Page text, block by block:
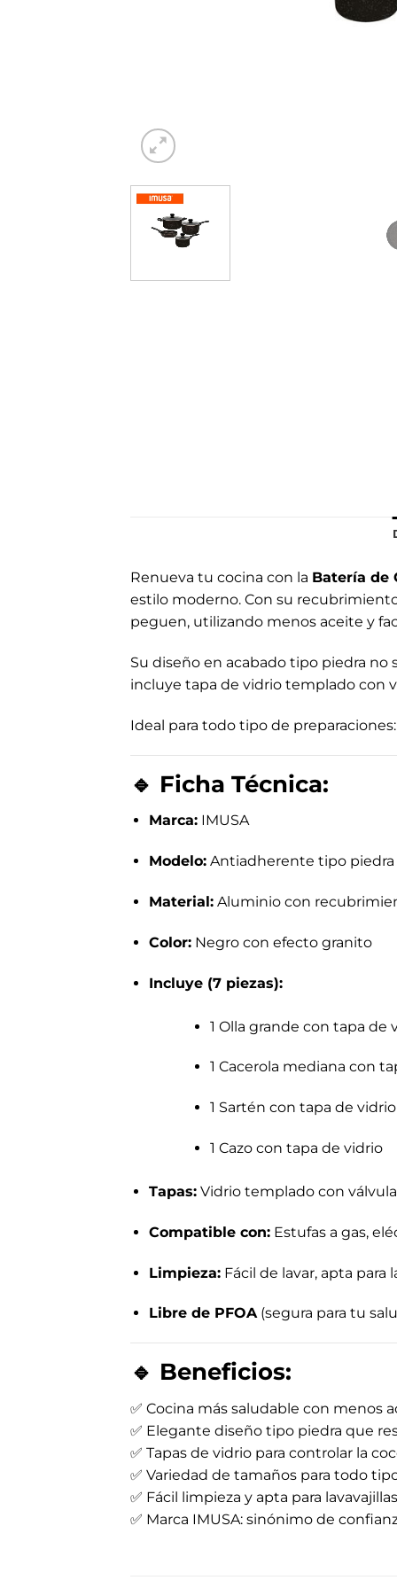
Renueva tu cocina con la Batería de
estilo moderno. Con su
peguen, utilizando menos aceite y
Su diseño en acabado tipo piedra no
incluye tapa de vidrio templado con
Ideal para todo tipo de preparaciones:
🔹 Ficha Técnica:
Marca:IMUSA
Modelo:Antiadherente tipo piedra
Material:Aluminio con
Color:Negro con efecto granito
Incluye (7 piezas):
1 Olla grande con tapa de
1 Cacerola mediana con
1 Sartén con tapa de vidrio
1 Cazo con tapa de vidrio
Tapas:Vidrio templado con
Compatible con:Estufas a gas,
Limpieza:Fácil de lavar, apta para
Libre de PFOA(segura para tu
🔹 Beneficios:
✅ Cocina más saludable con menos
✅ Elegante diseño tipo piedra que
✅ Tapas de vidrio para controlar la
✅ Variedad de tamaños para todo
✅ Fácil limpieza y apta para
✅ Marca IMUSA: sinónimo de